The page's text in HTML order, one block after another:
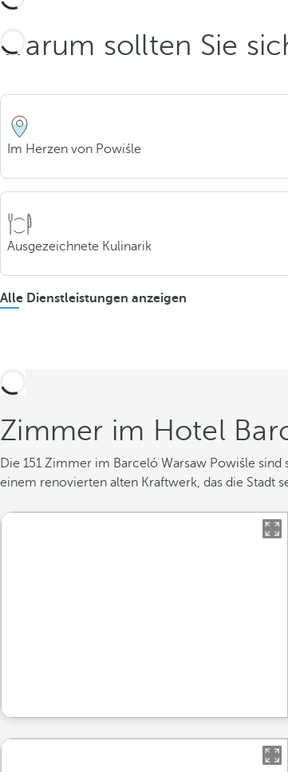
Warum sollten Sie
Im Herzen von Powiśle
Ausgezeichnete Kulinarik
Alle Dienstleistungen anzeigen
Zimmer im Hotel
Die 151 Zimmer im Barceló Warsaw Powiśle
einem renovierten alten Kraftwerk, das die Stadt